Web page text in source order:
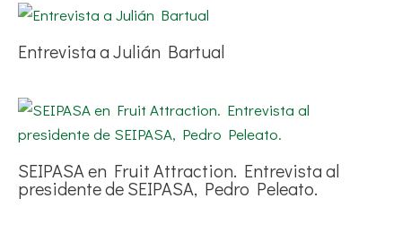
Entrevista a Julián Bartual
SEIPASA en Fruit Attraction. Entrevista al
presidente de SEIPASA, Pedro Peleato.